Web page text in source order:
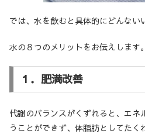
では、水を飲むと具体的にどんない
水の８つのメリットをお伝えします。
１．肥満改善
代謝のバランスがくずれると、エネ
うことができず、体脂肪としてたく